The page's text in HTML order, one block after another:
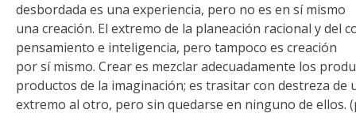
desbordada es una experiencia, pero no es en sí mismo
una creación. El extremo de la planeación racional y del
pensamiento e inteligencia, pero tampoco es creación
por sí mismo. Crear es mezclar adecuadamente los
productos de la imaginación; es trasitar con destreza de
extremo al otro, pero sin quedarse en ninguno de ellos.